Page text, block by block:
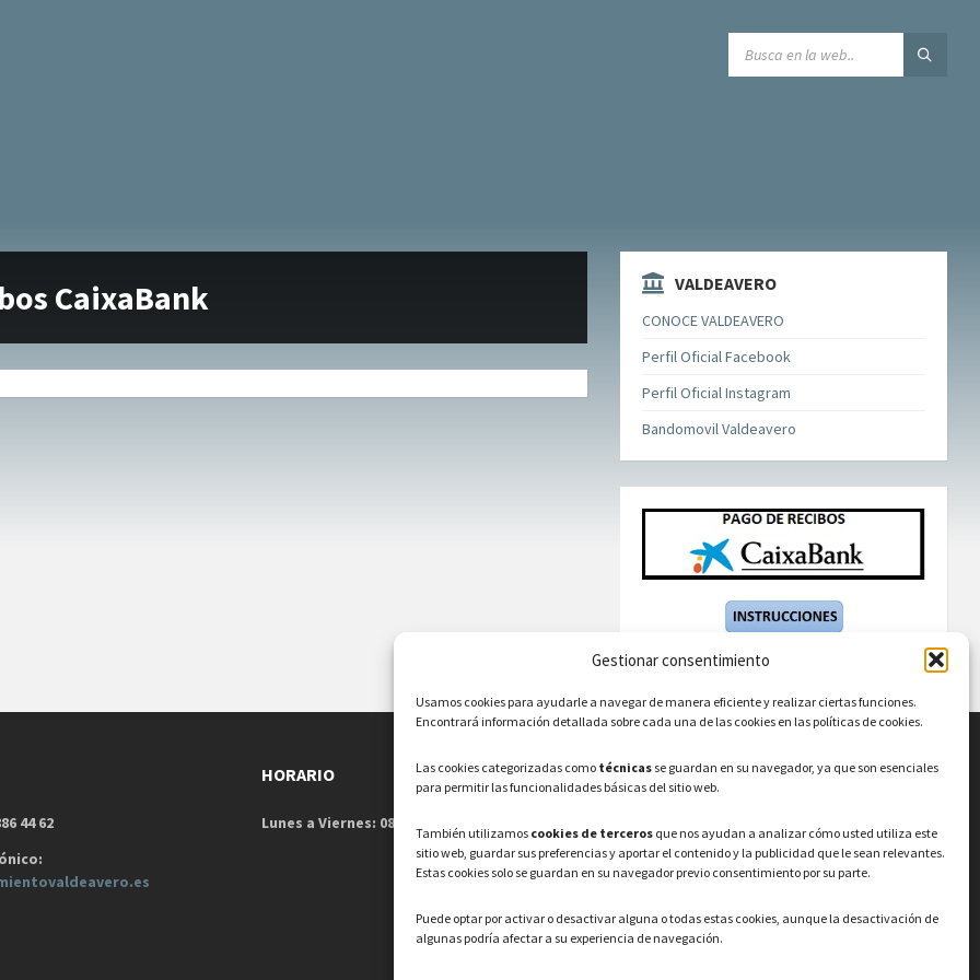
Gestionar consentimiento
Usamos cookies para ayudarle a navegar de manera eficiente y realizar ciertas funciones.
Encontrará información detallada sobre cada una de las cookies en las políticas de cookies.
Las cookies categorizadas como técnicas se guardan en su navegador, ya que son esenciales
para permitir las funcionalidades básicas del sitio web.
También utilizamos cookies de terceros que nos ayudan a analizar cómo usted utiliza este
sitio web, guardar sus preferencias y aportar el contenido y la publicidad que le sean relevantes.
Estas cookies solo se guardan en su navegador previo consentimiento por su parte.
Puede optar por activar o desactivar alguna o todas estas cookies, aunque la desactivación de
algunas podría afectar a su experiencia de navegación.
CaixaBank VALDEAVERO
CONOCE VALDEAVERO
Perfil Oficial Facebook
Perfil Oficial Instagram
Bandomovil Valdeavero
44 62
es
HORARIO
Lunes a Viernes: 08:00h – 15:00h
LEGAL
de cookies
Registro de actividades de
Tratamiento
© 2026 Ayuntamiento de Valdeavero